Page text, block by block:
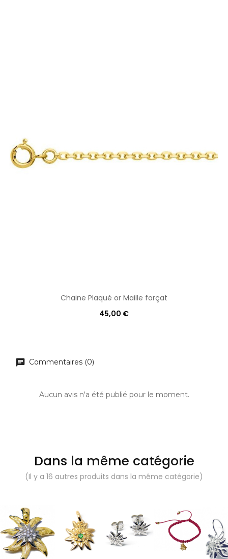
Chaine Plaqué or Maille forçat
45,00 €
Commentaires (0)
Aucun avis n'a été publié pour le moment.
Dans la même catégorie
(Il y a 16 autres produits dans la même catégorie)